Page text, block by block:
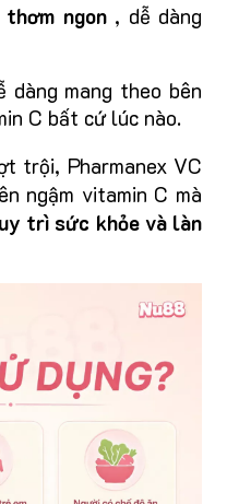
ngon , dễ dàng
dàng mang theo bên
C bất cứ lúc nào.
trội, Pharmanex VC
ngậm vitamin C mà
trì sức khỏe và làn